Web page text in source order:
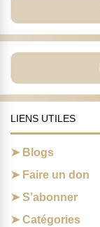
LIENS UTILES
Blogs
Faire un don
S’abonner
Catégories